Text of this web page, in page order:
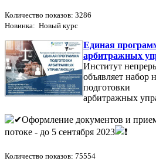
Количество показов: 3286
Новинка: Новый курс
Единая
арбитражных
Институт
объявляет
подготовки
арбитражных
Оформление документов и
потоке - до 5 сентября 2023
Количество показов: 75554